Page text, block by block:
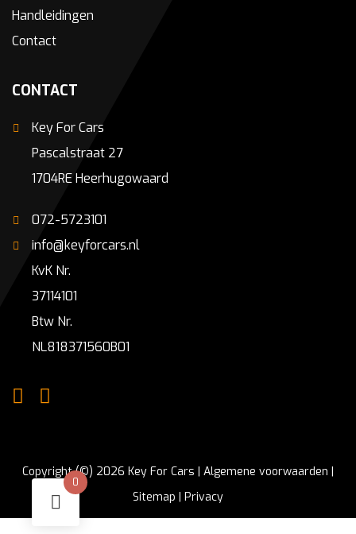
Handleidingen
Contact
CONTACT
Key For Cars
Pascalstraat 27
1704RE Heerhugowaard
072-5723101
info@keyforcars.nl
KvK Nr.
37114101
Btw Nr.
NL818371560B01
Copyright (©) 2026 Key For Cars | Algemene voorwaarden
Sitemap
Privacy
0